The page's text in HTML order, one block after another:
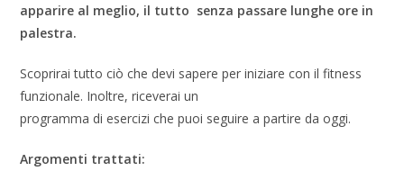
apparire al meglio, il tutto senza passare lunghe ore in
palestra.
Scoprirai tutto ciò che devi sapere per iniziare con il fitness
funzionale. Inoltre, riceverai un
programma di esercizi che puoi seguire a partire da oggi.
Argomenti trattati: